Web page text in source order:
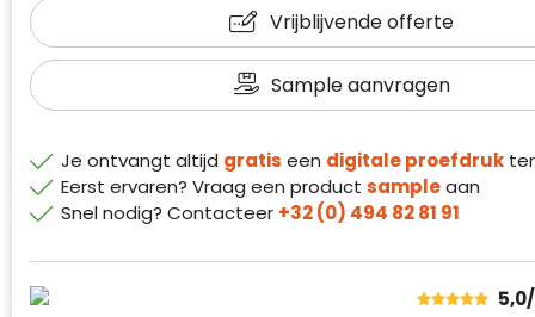
Vrijblijvende offerte
Sample aanvragen
Je ontvangt altijd gratis een digitale proefdrukter
Eerst ervaren? Vraag een product sampleaan
Snel nodig? Contacteer +32 (0) 494 82 81 91
Klantenbeoordelingen laten zien hoe een
website in het algemeen aan de behoeften
Trustindex werkt samen met 137
beoordelingsplatforms om
websitebezoekers toegang te geven tot
klanttevredenheid op basis van